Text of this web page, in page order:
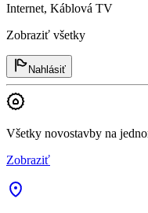
Internet, Káblová TV
Zobraziť všetky
Nahlásiť
Všetky novostavby na
Zobraziť